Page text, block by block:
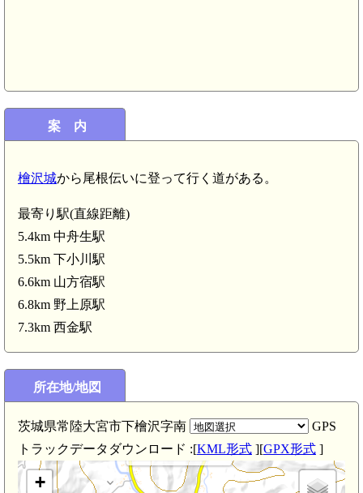
案 内
檜沢城から尾根伝いに登って行く道がある。
最寄り駅(直線距離)
5.4km 中舟生駅
5.5km 下小川駅
6.6km 山方宿駅
6.8km 野上原駅
7.3km 西金駅
所在地/地図
茨城県常陸大宮市下檜沢字南
GPS
トラックデータダウンロード :[KML形式 ][GPX形式 ]
常陸 上檜沢館(2.2km)
常陸 上檜沢田尻城(2.2km)
+